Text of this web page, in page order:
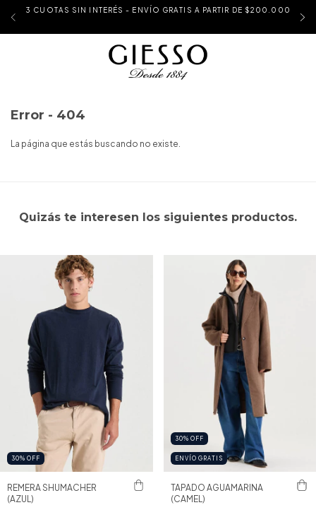
3 CUOTAS SIN INTERÉS - ENVÍO GRATIS A PARTIR DE $200.000
Error - 404
La página que estás buscando no existe.
Quizás te interesen los siguientes productos.
30% OFF
REMERA SHUMACHER
(AZUL)
30% OFF
ENVÍO GRATIS
TAPADO AGUAMARINA
(CAMEL)